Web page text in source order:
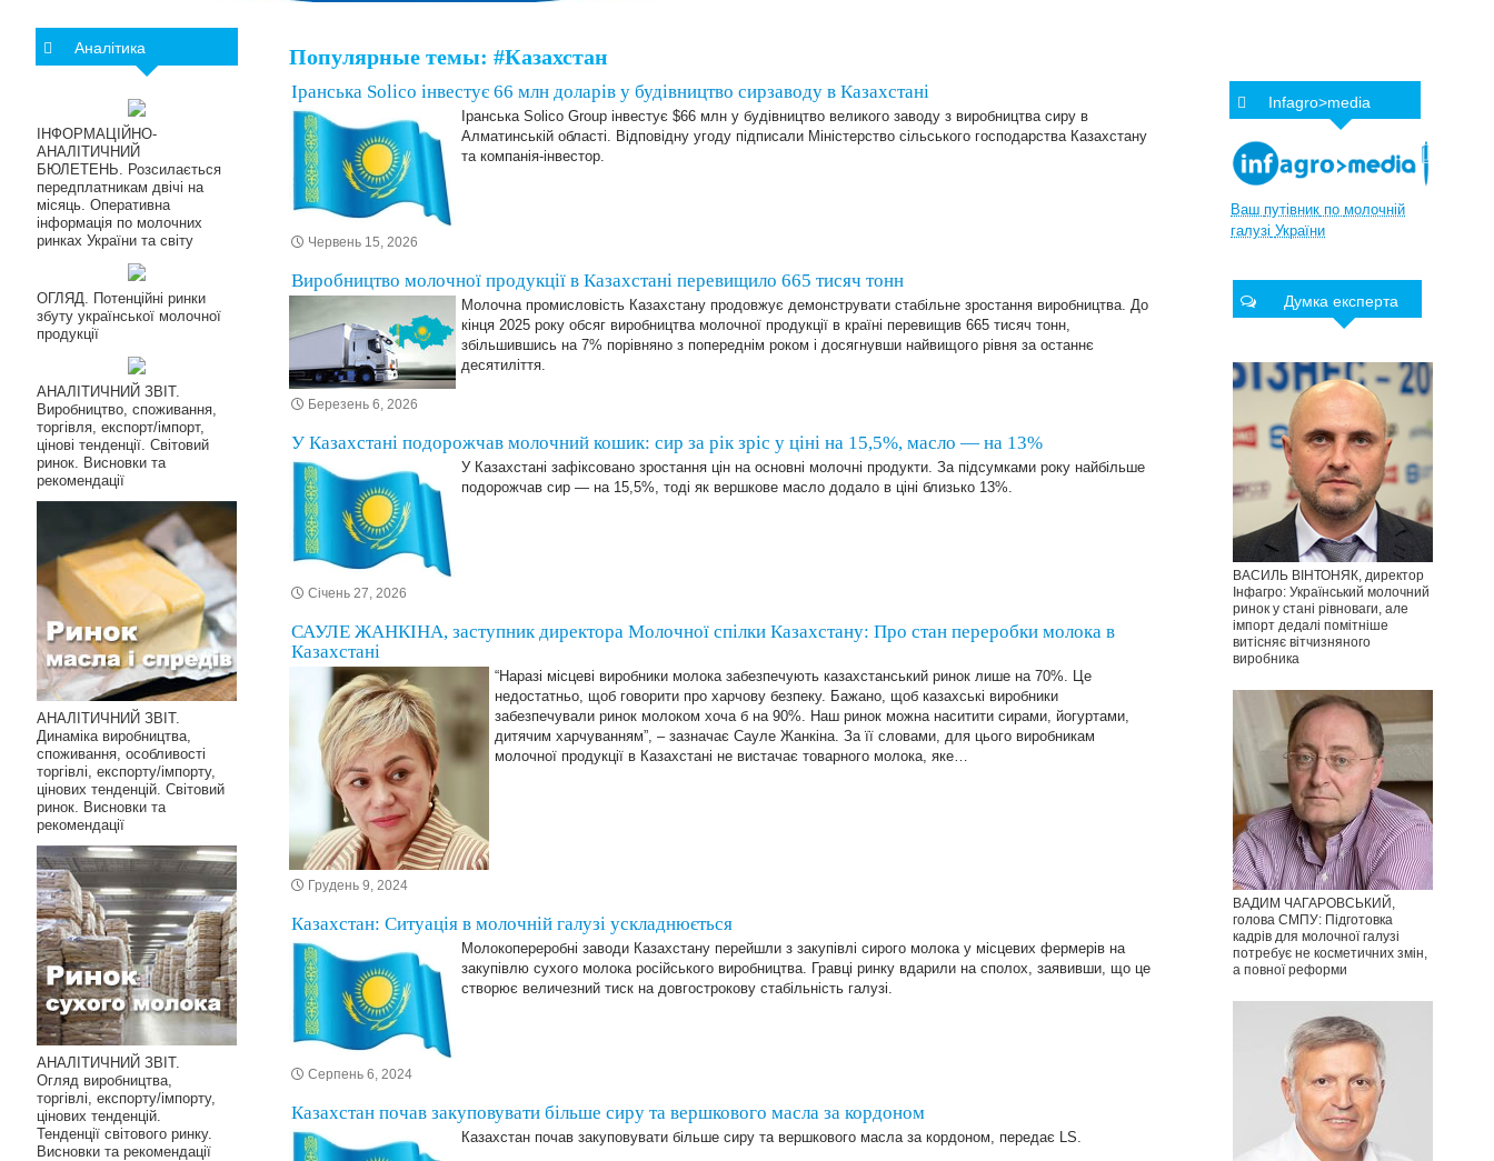
Популярные темы: #Казахстан
Іранська Solico інвестує 66 млн доларів у будівництво сирзаводу в Казахстані
Іранська Solico Group інвестує $66 млн у будівництво великого заводу з виробництва сиру в
Алматинській області. Відповідну угоду підписали Міністерство сільського господарства Казахстану
та компанія-інвестор.
Червень 15, 2026
Виробництво молочної продукції в Казахстані перевищило 665 тисяч тонн
Молочна промисловість Казахстану продовжує демонструвати стабільне зростання виробництва. До
кінця 2025 року обсяг виробництва молочної продукції в країні перевищив 665 тисяч тонн,
збільшившись на 7% порівняно з попереднім роком і досягнувши найвищого рівня за останнє
десятиліття.
Березень 6, 2026
У Казахстані подорожчав молочний кошик: сир за рік зріс у ціні на 15,5%, масло — на 13%
У Казахстані зафіксовано зростання цін на основні молочні продукти. За підсумками року найбільше
подорожчав сир — на 15,5%, тоді як вершкове масло додало в ціні близько 13%.
Січень 27, 2026
САУЛЕ ЖАНКІНА, заступник директора Молочної спілки Казахстану: Про стан переробки молока в
Казахстані
“Наразі місцеві виробники молока забезпечують казахстанський ринок лише на 70%. Це
недостатньо, щоб говорити про харчову безпеку. Бажано, щоб казахські виробники
забезпечували ринок молоком хоча б на 90%. Наш ринок можна наситити сирами, йогуртами,
дитячим харчуванням”, – зазначає Сауле Жанкіна. За її словами, для цього виробникам
молочної продукції в Казахстані не вистачає товарного молока, яке…
Грудень 9, 2024
Казахстан: Ситуація в молочній галузі ускладнюється
Молокопереробні заводи Казахстану перейшли з закупівлі сирого молока у місцевих фермерів на
закупівлю сухого молока російського виробництва. Гравці ринку вдарили на сполох, заявивши, що це
створює величезний тиск на довгострокову стабільність галузі.
Серпень 6, 2024
Казахстан почав закуповувати більше сиру та вершкового масла за кордоном
Казахстан почав закуповувати більше сиру та вершкового масла за кордоном, передає LS.
Infagro>media
Ваш путівник по молочній
галузі України
Думка експерта
ВАСИЛЬ ВІНТОНЯК, директор
Інфагро: Український молочний
ринок у стані рівноваги, але
імпорт дедалі помітніше
витісняє вітчизняного
виробника
ВАДИМ ЧАГАРОВСЬКИЙ,
голова СМПУ: Підготовка
кадрів для молочної галузі
потребує не косметичних змін,
а повної реформи
Аналітика
ІНФОРМАЦІЙНО-
АНАЛІТИЧНИЙ
БЮЛЕТЕНЬ. Розсилається
передплатникам двічі на
місяць. Оперативна
інформація по молочних
ринках України та світу
ОГЛЯД. Потенційні ринки
збуту української молочної
продукції
АНАЛІТИЧНИЙ ЗВІТ.
Виробництво, споживання,
торгівля, експорт/імпорт,
цінові тенденції. Світовий
ринок. Висновки та
рекомендації
АНАЛІТИЧНИЙ ЗВІТ.
Динаміка виробництва,
споживання, особливості
торгівлі, експорту/імпорту,
цінових тенденцій. Світовий
ринок. Висновки та
рекомендації
АНАЛІТИЧНИЙ ЗВІТ.
Огляд виробництва,
торгівлі, експорту/імпорту,
цінових тенденцій.
Тенденції світового ринку.
Висновки та рекомендації